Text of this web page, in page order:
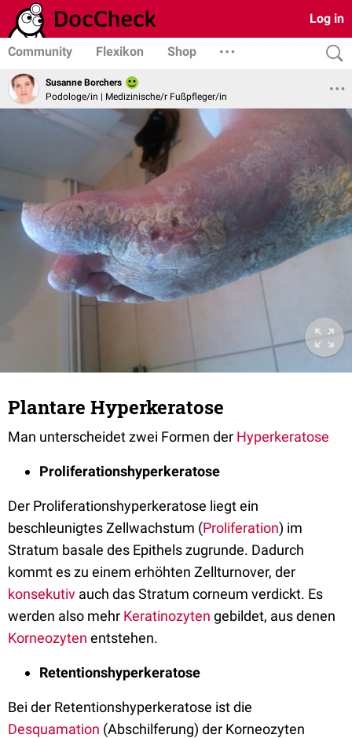
Log in
Community Flexikon Shop
Susanne Borchers
Podologe/in | Medizinische/r Fußpfleger/in
Plantare Hyperkeratose
Man unterscheidet zwei Formen der Hyperkeratose
Proliferationshyperkeratose
Der Proliferationshyperkeratose liegt ein
beschleunigtes Zellwachstum (Proliferation) im
Stratum basale des Epithels zugrunde. Dadurch
kommt es zu einem erhöhten Zellturnover, der
konsekutiv auch das Stratum corneum verdickt. Es
werden also mehr Keratinozyten gebildet, aus denen
Korneozyten entstehen.
Retentionshyperkeratose
Bei der Retentionshyperkeratose ist die
Desquamation (Abschilferung) der Korneozyten